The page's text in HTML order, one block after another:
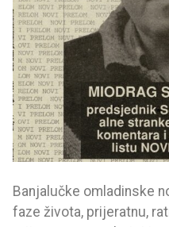
Banjalučke omladinske
faze života, prijeratnu,